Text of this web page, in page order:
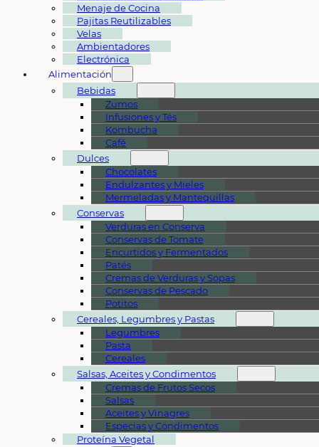
Menaje de Cocina
Pajitas Reutilizables
Velas
Ambientadores
Electrónica
Alimentación
Bebidas
Zumos
Infusiones y Tés
Kombucha
Café
Dulces
Chocolates
Endulzantes y Mieles
Mermeladas y Mantequillas
Conservas
Verduras en Conserva
Conservas de Tomate
Encurtidos y Fermentados
Patés
Cremas de Verduras y Sopas
Conservas de Pescado
Potitos
Cereales, Legumbres y Pastas
Legumbres
Pasta
Cereales
Salsas, Aceites y Condimentos
Cremas de Frutos Secos
Salsas
Aceites y Vinagres
Especias y Condimentos
Proteína Vegetal